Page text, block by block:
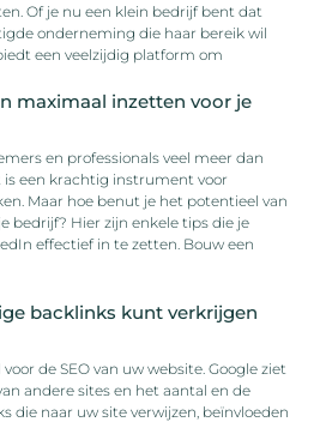
Of je nu een klein bedrijf bent dat
onderneming die haar bereik wil
een veelzijdig platform om
maximaal inzetten voor je
en professionals veel meer dan
is een krachtig instrument voor
Maar hoe benut je het potentieel van
bedrijf? Hier zijn enkele tips die je
effectief in te zetten. Bouw een
backlinks kunt verkrijgen
de SEO van uw website. Google ziet
andere sites en het aantal en de
die naar uw site verwijzen, beïnvloeden